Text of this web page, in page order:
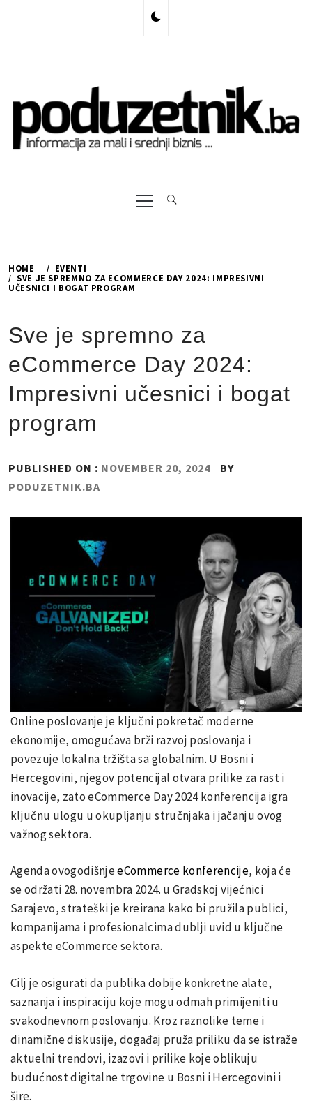
Primary
Menu
HOME
EVENTI
SVE JE SPREMNO ZA ECOMMERCE DAY 2024: IMPRESIVNI
UČESNICI I BOGAT PROGRAM
Sve je spremno za
eCommerce Day 2024:
Impresivni učesnici i bogat
program
PUBLISHED ON : NOVEMBER 20, 2024
BY
PODUZETNIK.BA
Online poslovanje je ključni pokretač moderne
ekonomije, omogućava brži razvoj poslovanja i
povezuje lokalna tržišta sa globalnim. U Bosni i
Hercegovini, njegov potencijal otvara prilike za rast i
inovacije, zato eCommerce Day 2024 konferencija igra
ključnu ulogu u okupljanju stručnjaka i jačanju ovog
važnog sektora.
Agenda ovogodišnjeeCommerce konferencije, koja će
se održati 28. novembra 2024. u Gradskoj vijećnici
Sarajevo, strateški je kreirana kako bi pružila publici,
kompanijama i profesionalcima dublji uvid u ključne
aspekte eCommerce sektora.
Cilj je osigurati da publika dobije konkretne alate,
saznanja i inspiraciju koje mogu odmah primijeniti u
svakodnevnom poslovanju. Kroz raznolike teme i
dinamične diskusije, događaj pruža priliku da se istraže
aktuelni trendovi, izazovi i prilike koje oblikuju
budućnost digitalne trgovine u Bosni i Hercegovini i
šire.